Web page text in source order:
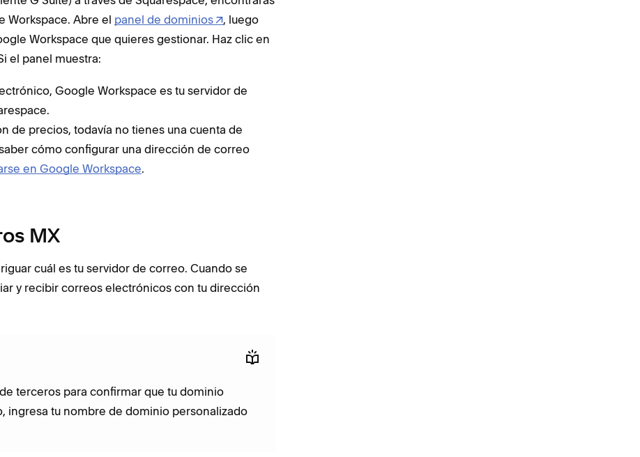
Workspace. Abre el panel de dominios
, luego
Workspace que quieres gestionar. Haz clic en
el panel muestra:
Google Workspace es tu servidor de
de precios, todavía no tienes una cuenta de
cómo configurar una dirección de correo
en Google Workspace.
MX
cuál es tu servidor de correo. Cuando se
y recibir correos electrónicos con tu dirección
terceros para confirmar que tu dominio
ingresa tu nombre de dominio personalizado